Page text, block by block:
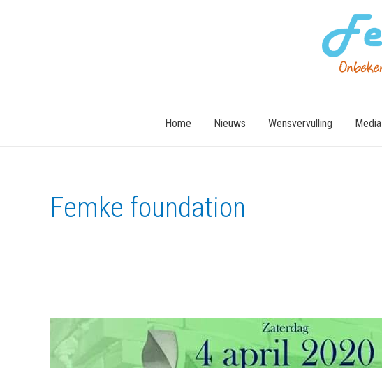
Home Nieuws Wensvervulling Media
Femke foundation